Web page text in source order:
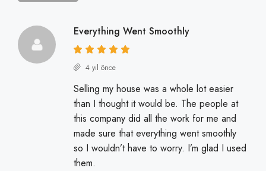
Everything Went Smoothly
4 yıl önce
Selling my house was a whole lot easier
than I thought it would be. The people at
this company did all the work for me and
made sure that everything went smoothly
so I wouldn’t have to worry. I’m glad I used
them.